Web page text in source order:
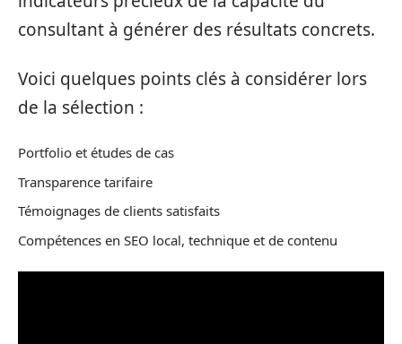
consultant à générer des résultats concrets.
Voici quelques points clés à considérer lors
de la sélection :
Portfolio et études de cas
Transparence tarifaire
Témoignages de clients satisfaits
Compétences en SEO local, technique et de contenu